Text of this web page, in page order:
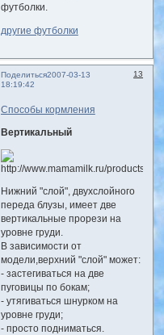
футболки.
другие футболки
Поделиться 13
2007-03-13
18:19:42
Способы кормления
Вертикальный
Нижний "слой", двухслойного
переда блузы, имеет две
вертикальные прорези на
уровне груди.
В зависимости от
модели,верхний "слой" может:
- застегиваться на две
пуговицы по бокам;
- утягиваться шнурком на
уровне груди;
- просто подниматься.